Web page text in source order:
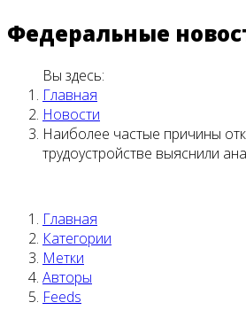
Федеральные
Вы здесь:
Главная
Новости
Наиболее частые причины
трудоустройстве выяснили
Главная
Категории
Метки
Авторы
Feeds